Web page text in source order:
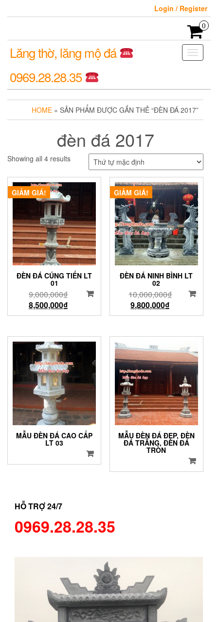
Login / Register
0
Toggle
Lăng thờ, lăng mộ đá
0969.28.28.35
HOME » SẢN PHẨM ĐƯỢC GẮN THẺ “ĐÈN ĐÁ 2017”
đèn đá 2017
Showing all 4 results
GIẢM GIÁ!
ĐÈN ĐÁ CÚNG TIẾN LT
01
9,000,000₫
8,500,000₫
GIẢM GIÁ!
ĐÈN ĐÁ NINH BÌNH LT
02
10,000,000₫
9,800,000₫
MẪU ĐÈN ĐÁ CAO CẤP
LT 03
MẪU ĐÈN ĐÁ ĐẸP, ĐÈN
ĐÁ TRẮNG, ĐÈN ĐÁ
TRÒN
HỖ TRỢ 24/7
0969.28.28.35